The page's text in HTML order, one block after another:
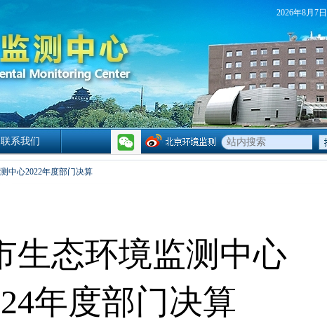
2026年8月 7日
联系我们
中心2022年度部门决算
生态环境监测中心
4年度部门决算